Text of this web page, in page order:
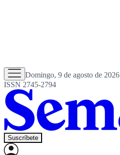
Domingo, 9 de agosto de 2026
ISSN 2745-2794
Suscríbete